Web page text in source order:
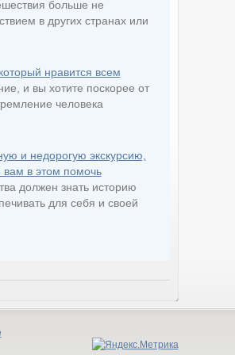
больше не
в других странах или
нравится всем
и вы хотите поскорее от
человека
и недорогую экскурсию,
вам в этом помочь
должен знать историю
для себя и своей